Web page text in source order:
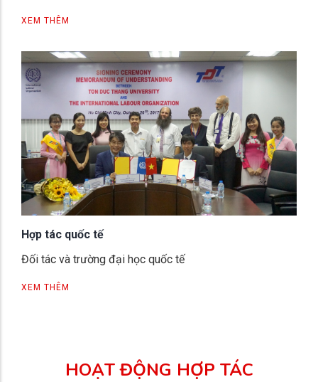
XEM THÊM
Hợp tác quốc tế
Đối tác và trường đại học quốc tế
XEM THÊM
HOẠT ĐỘNG HỢP TÁC